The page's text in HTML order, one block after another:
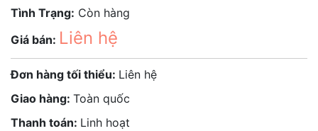
Tình Trạng: Còn hàng
Giá bán: Liên hệ
Đơn hàng tối thiểu: Liên hệ
Giao hàng: Toàn quốc
Thanh toán: Linh hoạt